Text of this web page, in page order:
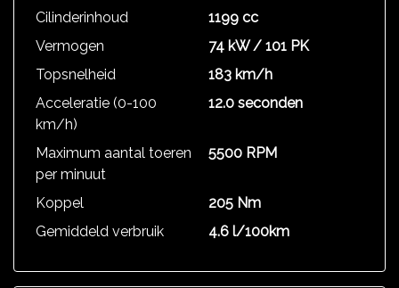
Cilinderinhoud
1199 cc
Vermogen
74 kW / 101 PK
Topsnelheid
183 km/h
Acceleratie (0-100
km/h)
12.0 seconden
Maximum aantal toeren
per minuut
5500 RPM
Koppel
205 Nm
Gemiddeld verbruik
4.6 l/100km